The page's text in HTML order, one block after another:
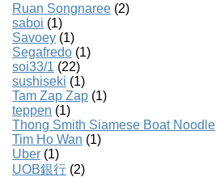
Ruan Songnaree (2)
saboi (1)
Savoey (1)
Segafredo (1)
soi33/1 (22)
sushiseki (1)
Tam Zap Zap (1)
teppen (1)
Thong Smith Siamese Boat Noodle
Tim Ho Wan (1)
Uber (1)
UOB銀行 (2)